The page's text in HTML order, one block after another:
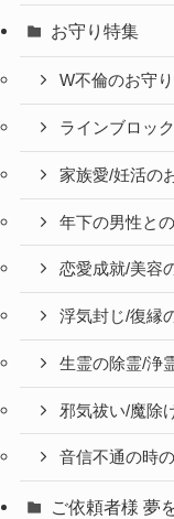
お守り特集
W不倫のお守り
ラインブロッ
家族愛/妊活の
年下の男性と
恋愛成就/美容
浮気封じ/復縁
生霊の除霊/浄
邪気祓い/魔除
音信不通の時
ご依頼者様 夢